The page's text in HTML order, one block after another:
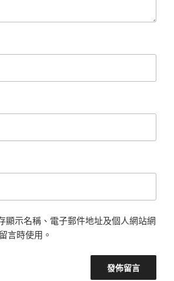
顯示名稱、電子郵件地址及個人網站網
言時使用。